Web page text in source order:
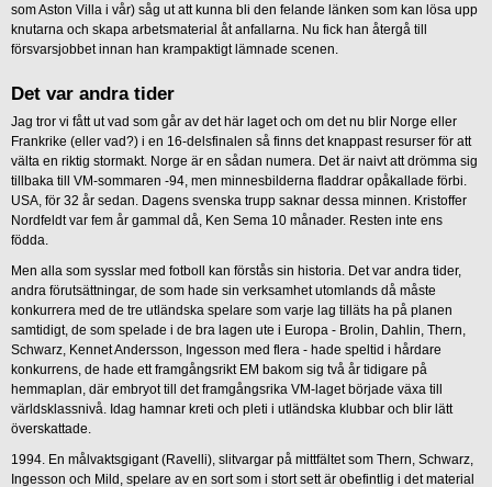
som Aston Villa i vår) såg ut att kunna bli den felande länken som kan lösa upp
knutarna och skapa arbetsmaterial åt anfallarna. Nu fick han återgå till
försvarsjobbet innan han krampaktigt lämnade scenen.
Det var andra tider
Jag tror vi fått ut vad som går av det här laget och om det nu blir Norge eller
Frankrike (eller vad?) i en 16-delsfinalen så finns det knappast resurser för att
välta en riktig stormakt. Norge är en sådan numera. Det är naivt att drömma sig
tillbaka till VM-sommaren -94, men minnesbilderna fladdrar opåkallade förbi.
USA, för 32 år sedan. Dagens svenska trupp saknar dessa minnen. Kristoffer
Nordfeldt var fem år gammal då, Ken Sema 10 månader. Resten inte ens
födda.
Men alla som sysslar med fotboll kan förstås sin historia. Det var andra tider,
andra förutsättningar, de som hade sin verksamhet utomlands då måste
konkurrera med de tre utländska spelare som varje lag tilläts ha på planen
samtidigt, de som spelade i de bra lagen ute i Europa - Brolin, Dahlin, Thern,
Schwarz, Kennet Andersson, Ingesson med flera - hade speltid i hårdare
konkurrens, de hade ett framgångsrikt EM bakom sig två år tidigare på
hemmaplan, där embryot till det framgångsrika VM-laget började växa till
världsklassnivå. Idag hamnar kreti och pleti i utländska klubbar och blir lätt
överskattade.
1994. En målvaktsgigant (Ravelli), slitvargar på mittfältet som Thern, Schwarz,
Ingesson och Mild, spelare av en sort som i stort sett är obefintlig i det material